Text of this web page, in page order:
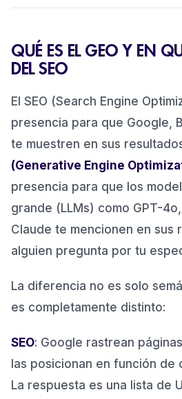
QUÉ ES EL GEO Y EN
DEL SEO
El SEO (Search Engine
presencia para que Google,
te muestren en sus
(Generative Engine
presencia para que los
grande (LLMs) como GPT-
Claude te mencionen en sus
alguien pregunta por tu
La diferencia no es solo
es completamente distinto:
SEO: Google rastrean
las posicionan en función
La respuesta es una lista de